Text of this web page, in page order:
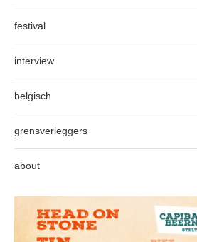
festival
interview
belgisch
grensverleggers
about